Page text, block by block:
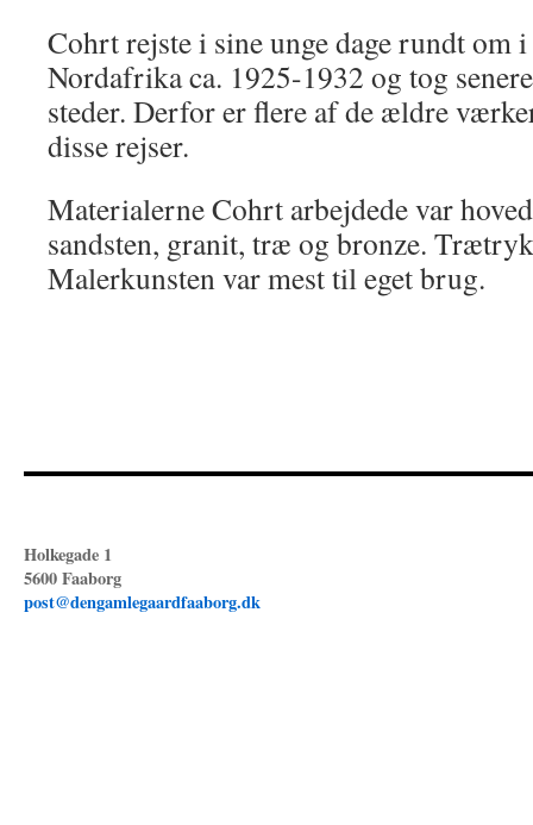
Cohrt rejste i sine unge dage rundt om
Nordafrika ca. 1925-1932 og tog
steder. Derfor er flere af de ældre
disse rejser.
Materialerne Cohrt arbejdede var
sandsten, granit, træ og bronze.
Malerkunsten var mest til eget brug.
Holkegade 1
5600 Faaborg
post@dengamlegaardfaaborg.dk